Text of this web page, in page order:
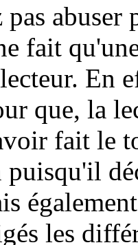
abuser
fait
En
que, la
fait le
puisqu'il
les